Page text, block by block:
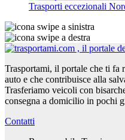
Trasporti eccezionali
Trasportami, il portale che ti fa
auto e che contribuisce alla
Trasferiamo veicoli con
consegna a domicilio in pochi
Contatti